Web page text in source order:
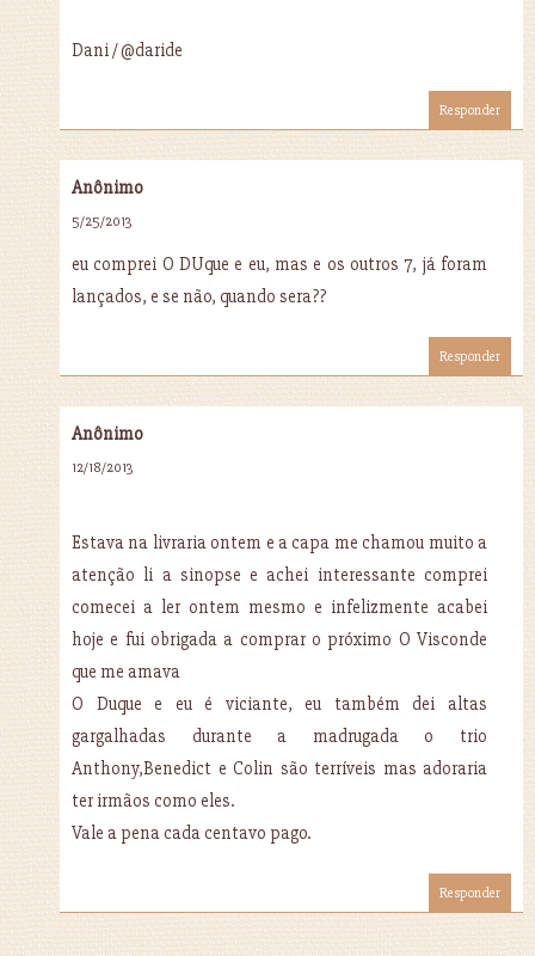
Dani / @daride
Responder
Anônimo
5/25/2013
eu comprei O DUque e eu, mas e os outros 7, já foram
lançados, e se não, quando sera??
Responder
Anônimo
12/18/2013
Estava na livraria ontem e a capa me chamou muito a
atenção li a sinopse e achei interessante comprei
comecei a ler ontem mesmo e infelizmente acabei
hoje e fui obrigada a comprar o próximo O Visconde
que me amava
O Duque e eu é viciante, eu também dei altas
gargalhadas durante a madrugada o trio
Anthony,Benedict e Colin são terríveis mas adoraria
ter irmãos como eles.
Vale a pena cada centavo pago.
Responder